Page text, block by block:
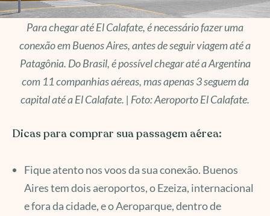
Para chegar até El Calafate, é necessário fazer uma
conexão em Buenos Aires, antes de seguir viagem até a
Patagônia. Do Brasil, é possível chegar até a Argentina
com 11 companhias aéreas, mas apenas 3 seguem da
capital até a El Calafate. | Foto: Aeroporto El Calafate.
Dicas para comprar sua passagem aérea:
Fique atento nos voos da sua conexão. Buenos
Aires tem dois aeroportos, o Ezeiza, internacional
e fora da cidade, e o Aeroparque, dentro de